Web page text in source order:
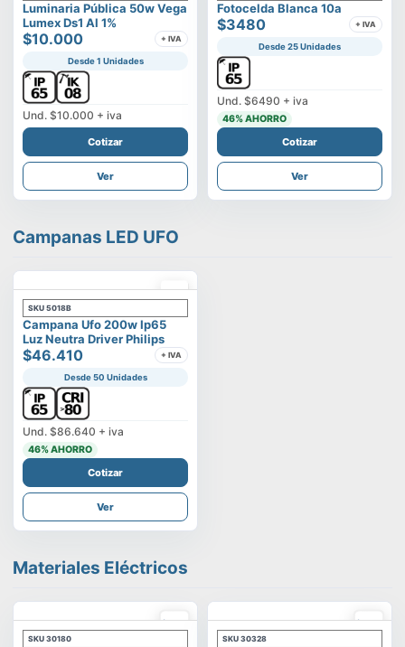
Luminaria Pública 50w Vega
Lumex Ds1 Al 1%
$10.000 + IVA
Desde 1 Unidades
Und. $10.000 + iva
Cotizar
Ver
Fotocelda Blanca 10a
$3480 + IVA
Desde 25 Unidades
Und. $6490 + iva
46% AHORRO
Cotizar
Ver
Campanas LED UFO
SKU 5018B
Campana Ufo 200w Ip65
Luz Neutra Driver Philips
$46.410 + IVA
Desde 50 Unidades
Und. $86.640 + iva
46% AHORRO
Cotizar
Ver
Materiales Eléctricos
SKU 30180 SKU 30328